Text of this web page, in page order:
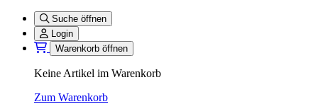
Suche öffnen
Login
Warenkorb öffnen
Keine Artikel im Warenkorb
Zum Warenkorb